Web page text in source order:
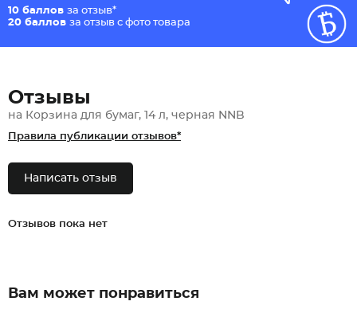
10 баллов за отзыв*
20 баллов за отзыв с фото товара
Отзывы
на Корзина для бумаг, 14 л, черная NNB
Правила публикации отзывов*
Написать отзыв
Отзывов пока нет
Вам может понравиться